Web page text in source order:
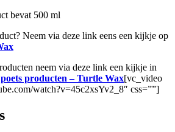
bevat 500 ml
Neem via deze link eens een kijkje op
neem via deze link een kijkje in
producten – Turtle Wax[vc_video
watch?v=45c2xsYv2_8″ css=””]